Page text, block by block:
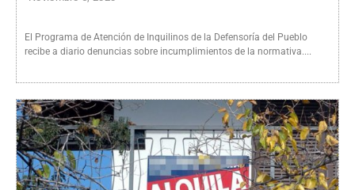
El Programa de Atención de Inquilinos de la Defensoría del Pueblo
recibe a diario denuncias sobre incumplimientos de la normativa....